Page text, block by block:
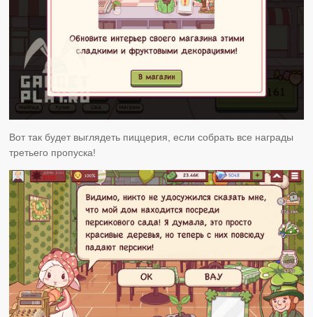
Вот так будет выглядеть пиццерия, если собрать все награды
третьего пропуска!